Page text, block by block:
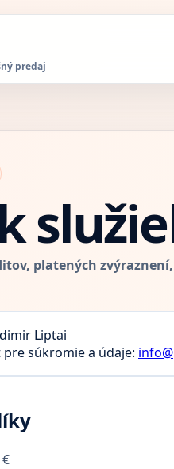
predaj
platených
Liptai
súkromie a údaje: